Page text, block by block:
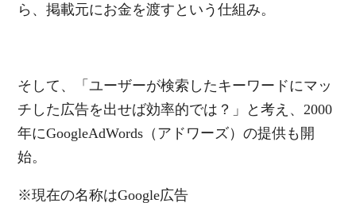
ら、掲載元にお金を渡すという仕組み。
そして、「ユーザーが検索したキーワードにマッ
チした広告を出せば効率的では？」と考え、2000
年にGoogleAdWords（アドワーズ）の提供も開
始。
※現在の名称はGoogle広告